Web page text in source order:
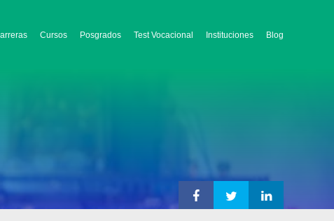
Cursos Posgrados Test Vocacional Instituciones Blog